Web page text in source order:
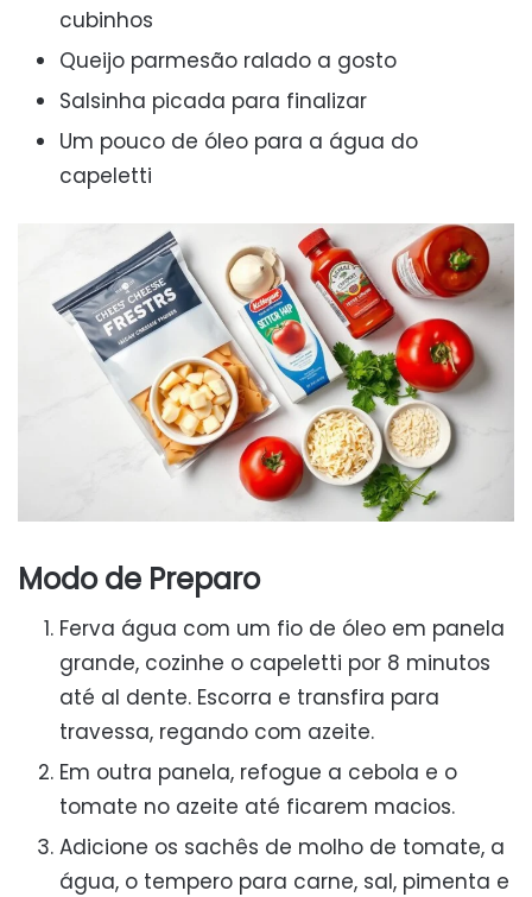
cubinhos
Queijo parmesão ralado a gosto
Salsinha picada para finalizar
Um pouco de óleo para a água do
capeletti
Modo de Preparo
Ferva água com um fio de óleo em panela
grande, cozinhe o capeletti por 8 minutos
até al dente. Escorra e transfira para
travessa, regando com azeite.
Em outra panela, refogue a cebola e o
tomate no azeite até ficarem macios.
Adicione os sachês de molho de tomate, a
água, o tempero para carne, sal, pimenta e